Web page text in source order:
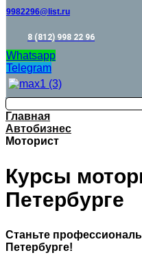
9982296@list.ru
8 (812) 998 22 96
Whatsapp
Telegram
Главная
Автобизнес
Моторист
Курсы
Петербурге
Станьте
Петербурге!